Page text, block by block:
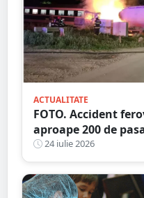
ACTUALITATE
FOTO. Accident
aproape 200 de
autocisternă, care a
24 iulie 2026